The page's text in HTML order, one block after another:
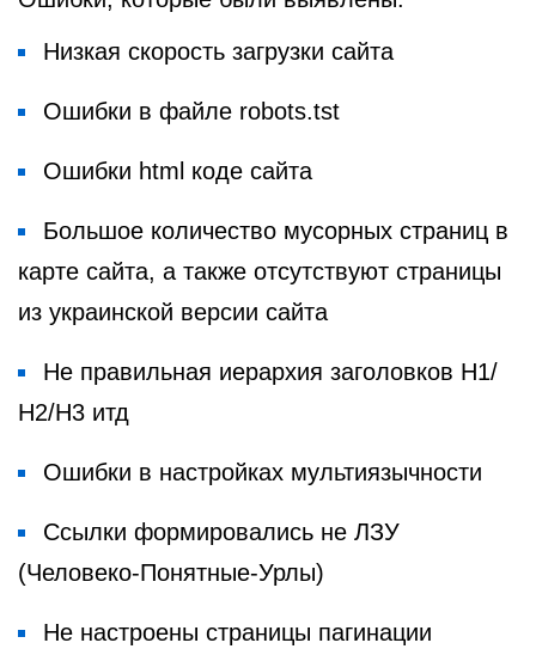
Низкая скорость загрузки сайта
Ошибки в файле robots.tst
Ошибки html коде сайта
Большое количество мусорных страниц в
карте сайта, а также отсутствуют страницы
из украинской версии сайта
Не правильная иерархия заголовков Н1/
Н2/Н3 итд
Ошибки в настройках мультиязычности
Ссылки формировались не ЛЗУ
(Человеко-Понятные-Урлы)
Не настроены страницы пагинации